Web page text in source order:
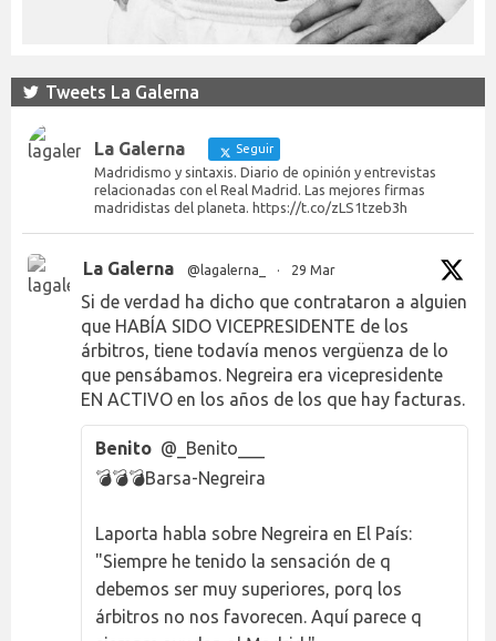
Tweets La Galerna
La Galerna Seguir
Madridismo y sintaxis. Diario de opinión y entrevistas
relacionadas con el Real Madrid. Las mejores firmas
madridistas del planeta. https://t.co/zLS1tzeb3h
La Galerna @lagalerna_ · 29 Mar
Si de verdad ha dicho que contrataron a alguien
que HABÍA SIDO VICEPRESIDENTE de los
árbitros, tiene todavía menos vergüenza de lo
que pensábamos. Negreira era vicepresidente
EN ACTIVO en los años de los que hay facturas.
Benito @_Benito___
💣💣💣Barsa-Negreira
Laporta habla sobre Negreira en El País:
"Siempre he tenido la sensación de q
debemos ser muy superiores, porq los
árbitros no nos favorecen. Aquí parece q